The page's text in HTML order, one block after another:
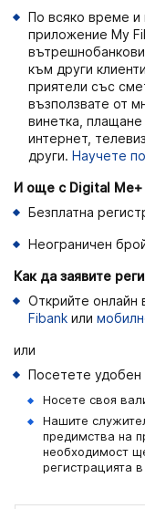
По всяко време и
приложение Мy
към други
приятели със
възползвате от
винетка,
интернет,
други. Научете
И още с Digital Me+
Безплатна
Неограничен
Как да заявите
Открийте онлайн
Fibank или
или
Посетете удобен
Носете своя
Нашите
предимства на
необходимост
регистрацията